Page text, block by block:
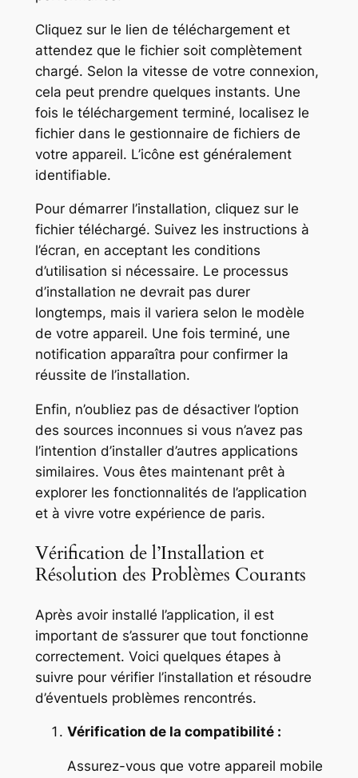
Cliquez sur le lien de téléchargement et
attendez que le fichier soit complètement
chargé. Selon la vitesse de votre connexion,
cela peut prendre quelques instants. Une
fois le téléchargement terminé, localisez le
fichier dans le gestionnaire de fichiers de
votre appareil. L’icône est généralement
identifiable.
Pour démarrer l’installation, cliquez sur le
fichier téléchargé. Suivez les instructions à
l’écran, en acceptant les conditions
d’utilisation si nécessaire. Le processus
d’installation ne devrait pas durer
longtemps, mais il variera selon le modèle
de votre appareil. Une fois terminé, une
notification apparaîtra pour confirmer la
réussite de l’installation.
Enfin, n’oubliez pas de désactiver l’option
des sources inconnues si vous n’avez pas
l’intention d’installer d’autres applications
similaires. Vous êtes maintenant prêt à
explorer les fonctionnalités de l’application
et à vivre votre expérience de paris.
Vérification de l’Installation et
Résolution des Problèmes Courants
Après avoir installé l’application, il est
important de s’assurer que tout fonctionne
correctement. Voici quelques étapes à
suivre pour vérifier l’installation et résoudre
d’éventuels problèmes rencontrés.
Vérification de la compatibilité :
Assurez-vous que votre appareil mobile